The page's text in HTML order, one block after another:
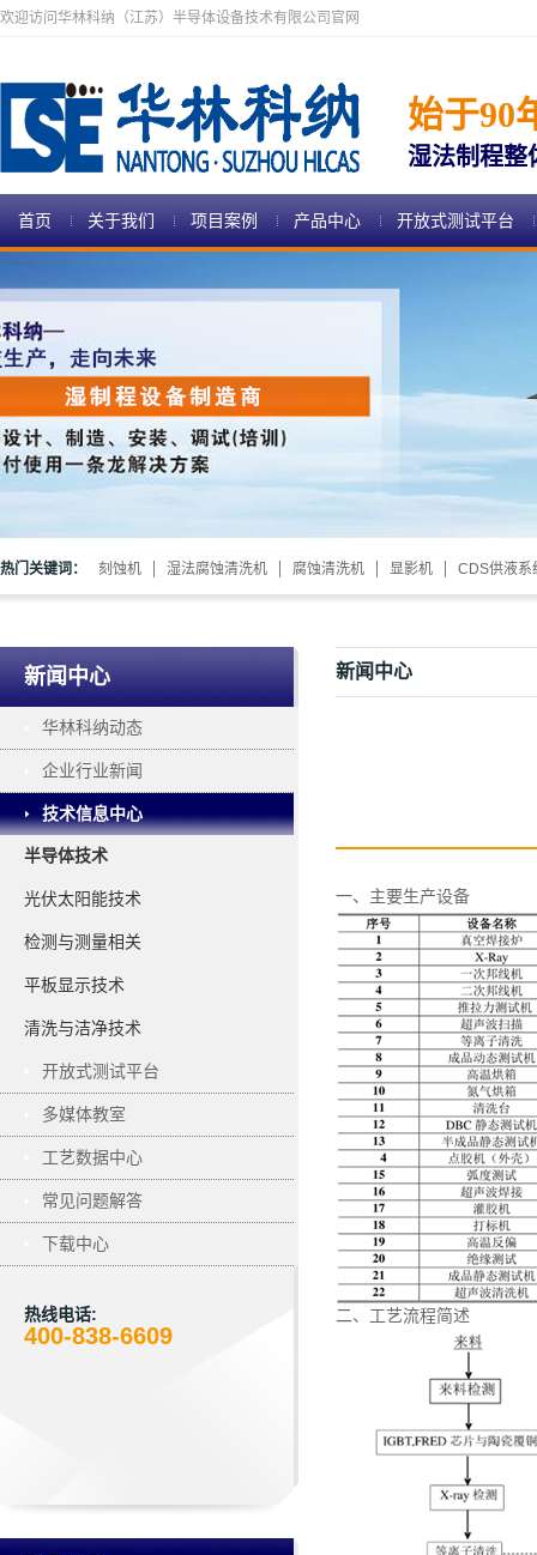
欢迎访问华林科纳（江苏）半导体设备技术有限公司官网
始于90
湿法制程整
首页 关于我们 项目案例 产品中心 开放式测试平台
热门关键词： 刻蚀机 湿法腐蚀清洗机 腐蚀清洗机 显影机 CDS供液系
新闻中心
华林科纳动态
企业行业新闻
技术信息中心
半导体技术
光伏太阳能技术
检测与测量相关
平板显示技术
清洗与洁净技术
开放式测试平台
多媒体教室
工艺数据中心
常见问题解答
下载中心
热线电话:
400-838-6609
新闻中心
一、 主要生产设备
二、 工艺流程简述